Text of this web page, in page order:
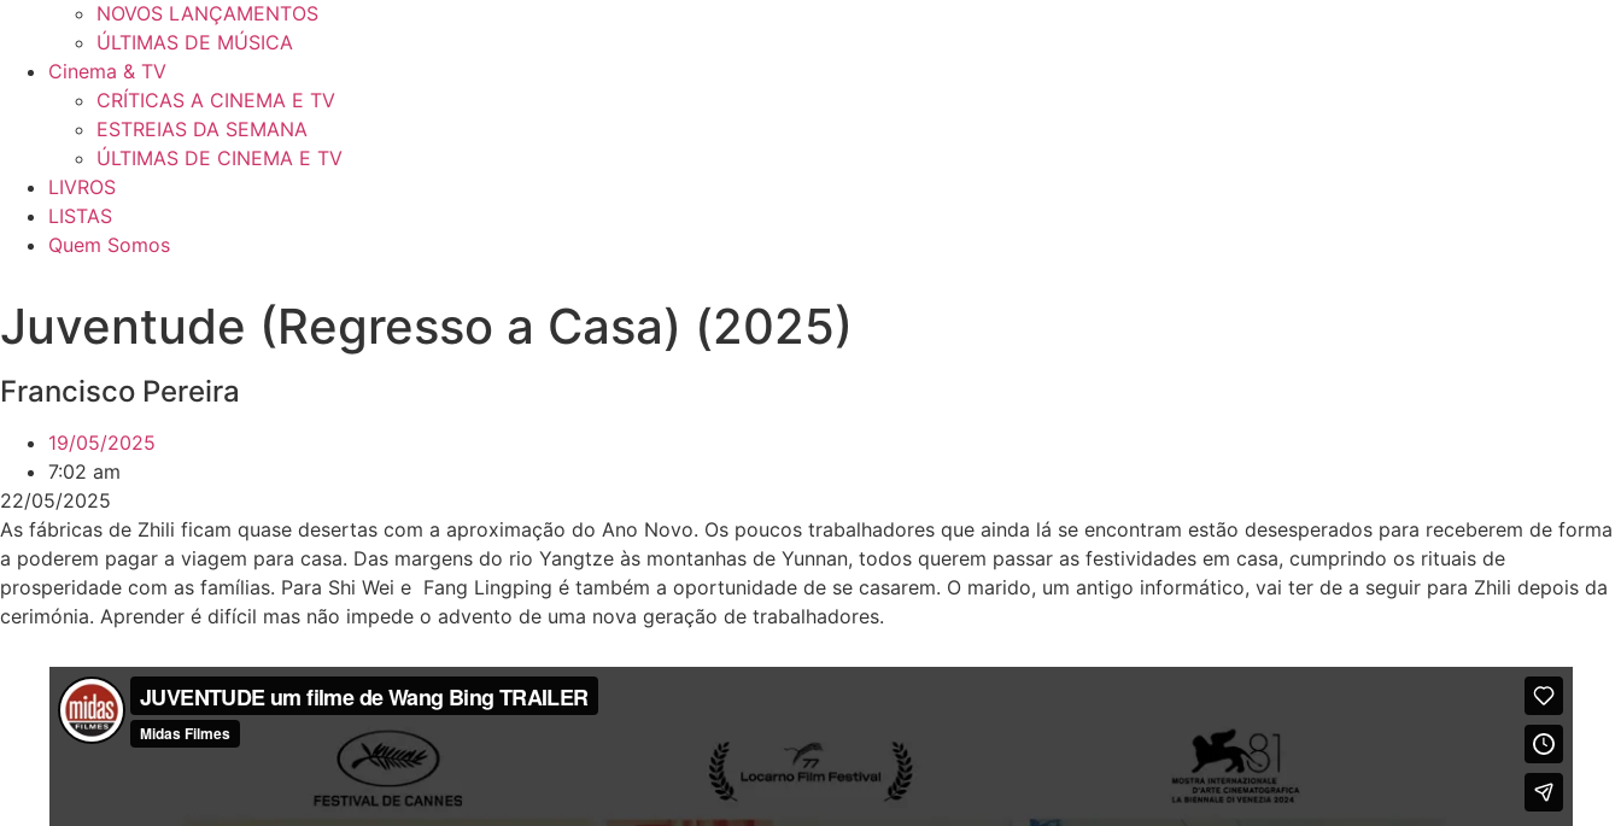
NOVOS LANÇAMENTOS
ÚLTIMAS DE MÚSICA
Cinema & TV
CRÍTICAS A CINEMA E TV
ESTREIAS DA SEMANA
ÚLTIMAS DE CINEMA E TV
LIVROS
LISTAS
Quem Somos
Juventude (Regresso a Casa) (2025)
Francisco Pereira
19/05/2025
7:02 am
22/05/2025
As fábricas de Zhili ficam quase desertas com a aproximação do Ano Novo. Os poucos trabalhadores que ainda lá se encontram estão desesperados para receberem de forma
a poderem pagar a viagem para casa. Das margens do rio Yangtze às montanhas de Yunnan, todos querem passar as festividades em casa, cumprindo os rituais de
prosperidade com as famílias. Para Shi Wei e Fang Lingping é também a oportunidade de se casarem. O marido, um antigo informático, vai ter de a seguir para Zhili depois da
cerimónia. Aprender é difícil mas não impede o advento de uma nova geração de trabalhadores.